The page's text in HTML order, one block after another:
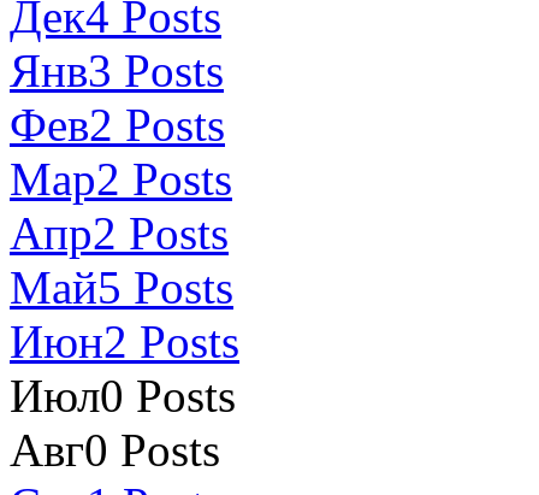
Дек4 Posts
Янв3 Posts
Фев2 Posts
Мар2 Posts
Апр2 Posts
Май5 Posts
Июн2 Posts
Июл0 Posts
Авг0 Posts